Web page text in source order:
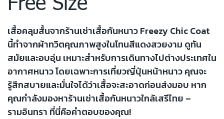
เสื้อคลุมสั้นจากร้านเช่าเสื้อกันหนาว Freezy Chic Coat
นี้ทำจากผ้าทวิตคุณภาพสูงในโทนสีแดงสวยงาม ดูทัน
สมัยและอบอุ่น เหมาะสำหรับการเดินทางไปต่างประเทศใน
อากาศหนาว โดยเฉพาะการเที่ยวญี่ปุ่นหน้าหนาว คุณจะ
รู้สึกสบายและมั่นใจได้ว่าเสื้อจะสะอาดก่อนส่งมอบ หาก
คุณกำลังมองหาร้านเช่าเสื้อกันหนาวใกล้เสรีไทย –
รามอินทรา ที่นี่คือคำตอบของคุณ!